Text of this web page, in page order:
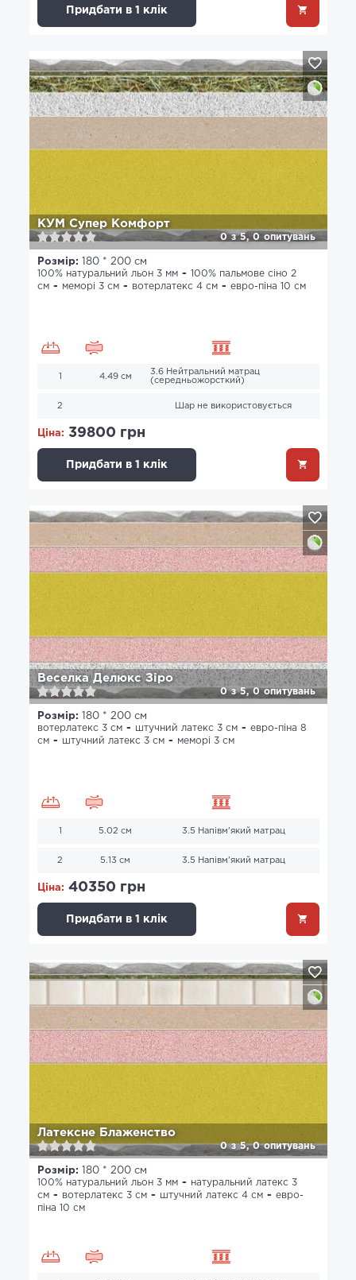
Придбати в 1 клік
КУМ Супер Комфорт
0 з 5, 0 опитувань
Розмір: 180 * 200 см
100% натуральний льон 3 мм
100% пальмове сіно 2
см
меморі 3 см вотерлатекс 4 см евро-піна 10 см
1 4.49 см
3.6 Нейтральний матрац
(середньожорсткий)
2 Шар не використовується
Ціна: 39800 грн
Придбати в 1 клік
Веселка Делюкс Зіро
0 з 5, 0 опитувань
Розмір: 180 * 200 см
вотерлатекс 3 см
штучний латекс 3 см
евро-піна 8
см
штучний латекс 3 см меморі 3 см
1 5.02 см 3.5 Напівм'який матрац
2 5.13 см 3.5 Напівм'який матрац
Ціна: 40350 грн
Придбати в 1 клік
Латексне Блаженство
0 з 5, 0 опитувань
Розмір: 180 * 200 см
100% натуральний льон 3 мм
натуральний латекс 3
см
вотерлатекс 3 см штучний латекс 4 см
евро-
піна 10 см